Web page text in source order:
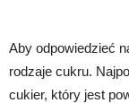
Aby odpowiedzieć
rodzaje cukru.
cukier, który jest